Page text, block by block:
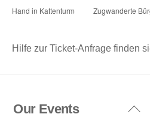
Hand in Kattenturm
Zugwanderte
Hilfe zur Ticket-Anfrage finden
Back
Our Events